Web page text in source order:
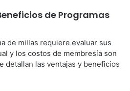
de Programas
de millas requiere evaluar sus
y los costos de membresía son
detallan las ventajas y beneficios